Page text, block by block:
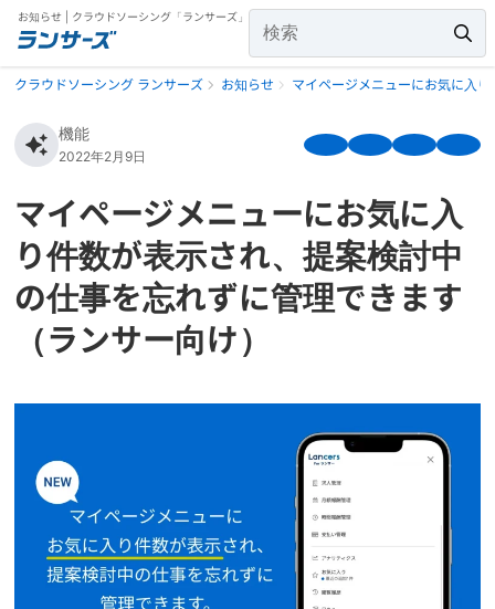
お知らせ | クラウドソーシング「ランサーズ」
クラウドソーシング ランサーズ お知らせ マイページメニューにお気に入
機能
2022年2月9日
マイページメニューにお気に入
り件数が表示され、提案検討中
の仕事を忘れずに管理できます
（ランサー向け）